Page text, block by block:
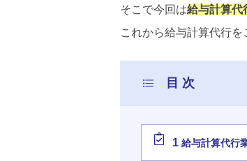
そこで今回は給与計算代
これから給与計算代行
1 給与計算代行